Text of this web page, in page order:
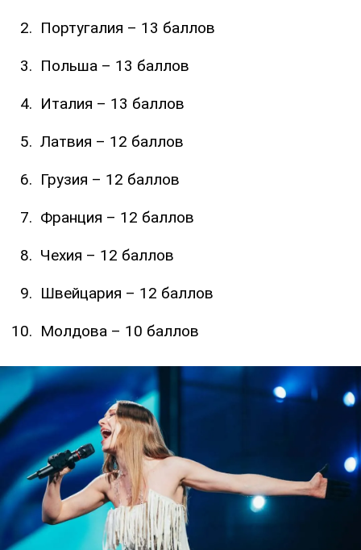
Португалия – 13 баллов
Польша – 13 баллов
Италия – 13 баллов
Латвия – 12 баллов
Грузия – 12 баллов
Франция – 12 баллов
Чехия – 12 баллов
Швейцария – 12 баллов
Молдова – 10 баллов